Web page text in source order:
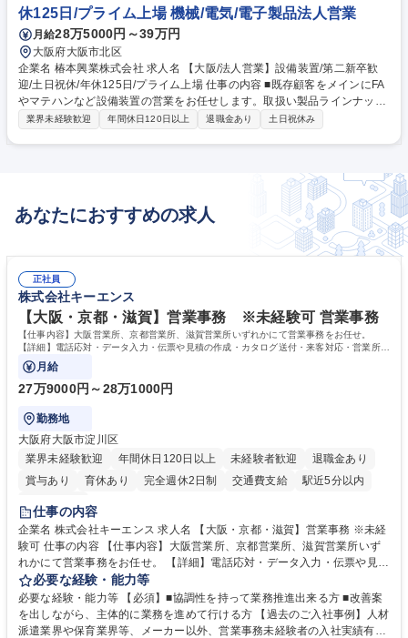
休125日/プライム上場 機械/電気/電子製品法人営業
月給28万5000円～39万円
大阪府大阪市北区
企業名 椿本興業株式会社 求人名 【大阪/法人営業】設備装置/第二新卒歓
迎/土日祝休/年休125日/プライム上場 仕事の内容 ■既存顧客をメインにFA
やマテハンなど設備装置の営業をお任せします。取扱い製品ラインナップ
多く、お客様のご期待に沿えることが強みです。メーカーの勉強会なども
認、必要商材の選定、生産投資のプランニングから設計・仕様の決定、複
数のメーカーを横断しての折衝、納品まで、トータルにフォローします。
【業界】自動車、鉄道、医療、重工業、鉄鋼、物流など幅広い業界の根本
業界未経験歓迎 年間休日120日以上 退職金あり 土日祝休み
あなたにおすすめの求人
正社員
株式会社キーエンス
【大阪・京都・滋賀】営業事務 ※未経験可 営業事務
【仕事内容】大阪営業所、京都営業所、滋賀営業所いずれかにて営業事務をお任せ。
【詳細】電話応対・データ入力・伝票や見積の作成・カタログ送付・来客対応・営業所内
で発生する事務業務や業務改善をお任せ。
月給
27万9000円～28万1000円
勤務地
大阪府大阪市淀川区
業界未経験歓迎
年間休日120日以上 未経験者歓迎
退職金あり
賞与あり
育休あり 完全週休2日制 交通費支給
駅近5分以内
土日祝休み
仕事の内容
企業名 株式会社キーエンス 求人名 【大阪・京都・滋賀】営業事務 ※未経
験可 仕事の内容 【仕事内容】大阪営業所、京都営業所、滋賀営業所いず
れかにて営業事務をお任せ。 【詳細】電話応対・データ入力・伝票や見積
の作成・カタログ送付・来客対応・営業所内で発生する事務業務や業務改
善をお任せ。 【教育制度】ご入社後、育成担当とペアになりながらOJTに
て業務を覚えていただくことが可能です。業務システムがきちんと構築さ
れているため、スムーズに仕事に慣れることができる環境です。また、
必要な経験・能力等
必要な経験・能力等 【必須】■協調性を持って業務推進出来る方 ■改善案
を出しながら、主体的に業務を進めて行ける方 【過去のご入社事例】人材
派遣業界や保育業界等、メーカー以外、営業事務未経験者の入社実績有